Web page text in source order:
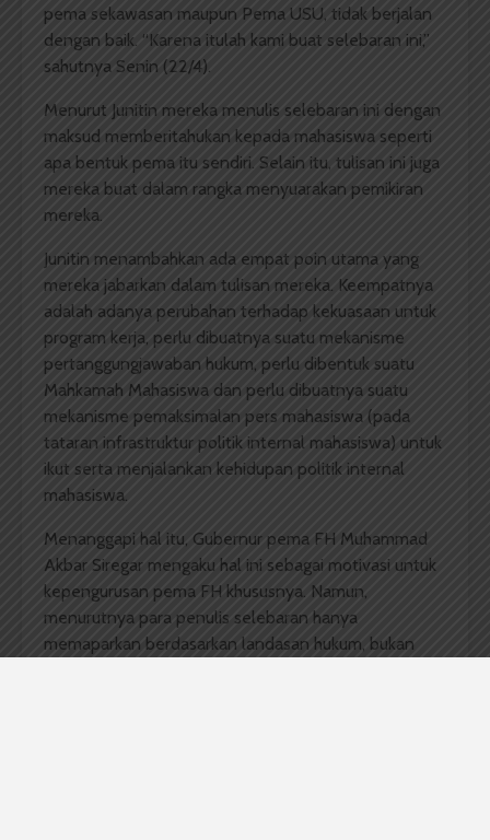
pema sekawasan maupun Pema USU, tidak berjalan
dengan baik. “Karena itulah kami buat selebaran ini,”
sahutnya Senin (22/4).
Menurut Junitin mereka menulis selebaran ini dengan
maksud memberitahukan kepada mahasiswa seperti
apa bentuk pema itu sendiri. Selain itu, tulisan ini juga
mereka buat dalam rangka menyuarakan pemikiran
mereka.
Junitin menambahkan ada empat poin utama yang
mereka jabarkan dalam tulisan mereka. Keempatnya
adalah adanya perubahan terhadap kekuasaan untuk
program kerja, perlu dibuatnya suatu mekanisme
pertanggungjawaban hukum, perlu dibentuk suatu
Mahkamah Mahasiswa dan perlu dibuatnya suatu
mekanisme pemaksimalan pers mahasiswa (pada
tataran infrastruktur politik internal mahasiswa) untuk
ikut serta menjalankan kehidupan politik internal
mahasiswa.
Menanggapi hal itu, Gubernur pema FH Muhammad
Akbar Siregar mengaku hal ini sebagai motivasi untuk
kepengurusan pema FH khususnya. Namun,
menurutnya para penulis selebaran hanya
memaparkan berdasarkan landasan hukum, bukan